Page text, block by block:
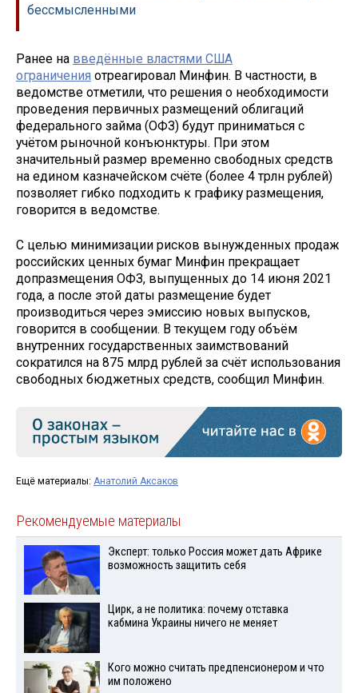
бессмысленными
Ранее на введённые властями США
ограничения отреагировал Минфин. В частности, в
ведомстве отметили, что решения о необходимости
проведения первичных размещений облигаций
федерального займа (ОФЗ) будут приниматься с
учётом рыночной конъюнктуры. При этом
значительный размер временно свободных средств
на едином казначейском счёте (более 4 трлн рублей)
позволяет гибко подходить к графику размещения,
говорится в ведомстве.
С целью минимизации рисков вынужденных продаж
российских ценных бумаг Минфин прекращает
допразмещения ОФЗ, выпущенных до 14 июня 2021
года, а после этой даты размещение будет
производиться через эмиссию новых выпусков,
говорится в сообщении. В текущем году объём
внутренних государственных заимствований
сократился на 875 млрд рублей за счёт использования
свободных бюджетных средств, сообщил Минфин.
Ещё материалы: Анатолий Аксаков
Рекомендуемые материалы
Эксперт: только Россия может дать Африке
возможность защитить себя
Цирк, а не политика: почему отставка
кабмина Украины ничего не меняет
Кого можно считать предпенсионером и что
им положено